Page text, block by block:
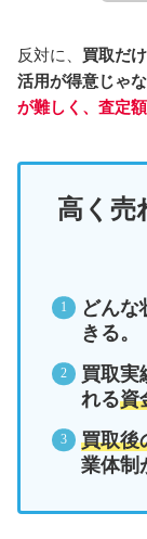
反対に、 買取だ
活用が得意じゃ
が難しく、査定
高く売
どんな
きる。
買取実
れる資
買取後
業体制